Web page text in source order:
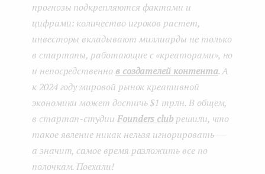
прогнозы подкрепляются фактами и
цифрами: количество игроков растет,
инвесторы вкладывают миллиарды не только
в стартапы, работающие с «креаторами», но
и непосредственно в создателей контента. А
к 2024 году мировой рынок креативной
экономики может достичь $1 трлн. В общем,
в стартап-студии Founders club решили, что
такое явление никак нельзя игнорировать ―
а значит, самое время разложить все по
полочкам. Поехали!